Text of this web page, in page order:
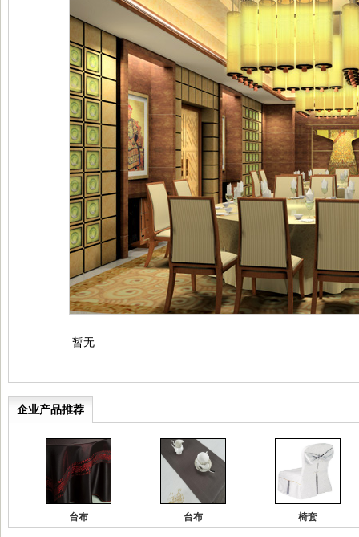
暂无
企业产品推荐
台布 台布 椅套